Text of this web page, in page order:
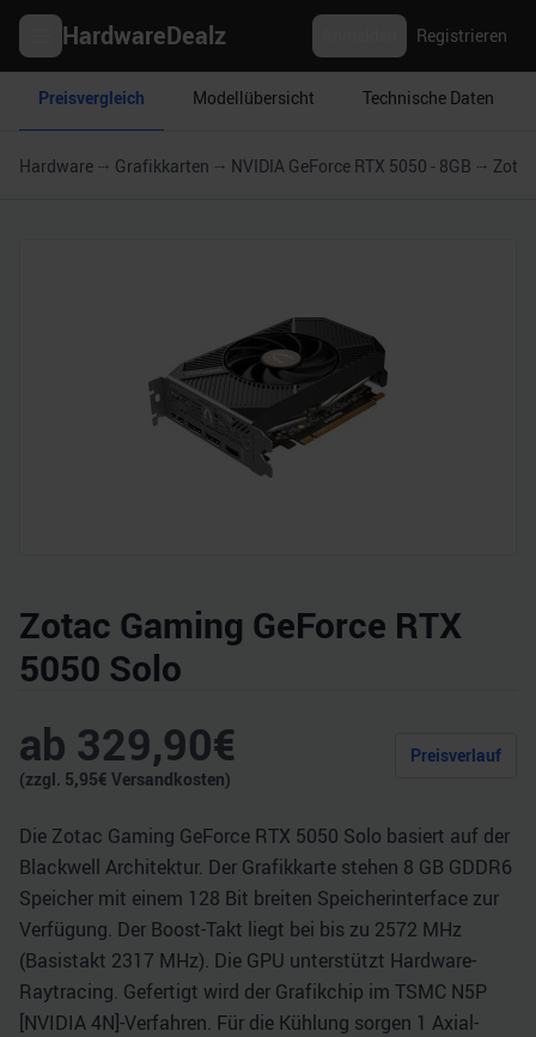
HardwareDealz Registrieren
Preisvergleich Modellübersicht Technische Daten
Hardware Grafikkarten NVIDIA GeForce RTX 5050 - 8GB
Zotac Gaming GeForce RTX
5050 Solo
ab 329,90€
(zzgl. 5,95€ Versandkosten)
Preisverlauf
Die Zotac Gaming GeForce RTX 5050 Solo basiert auf der
Blackwell Architektur. Der Grafikkarte stehen 8 GB GDDR6
Speicher mit einem 128 Bit breiten Speicherinterface zur
Verfügung. Der Boost-Takt liegt bei bis zu 2572 MHz
(Basistakt 2317 MHz). Die GPU unterstützt Hardware-
Raytracing. Gefertigt wird der Grafikchip im TSMC N5P
[NVIDIA 4N]-Verfahren. Für die Kühlung sorgen 1 Axial-